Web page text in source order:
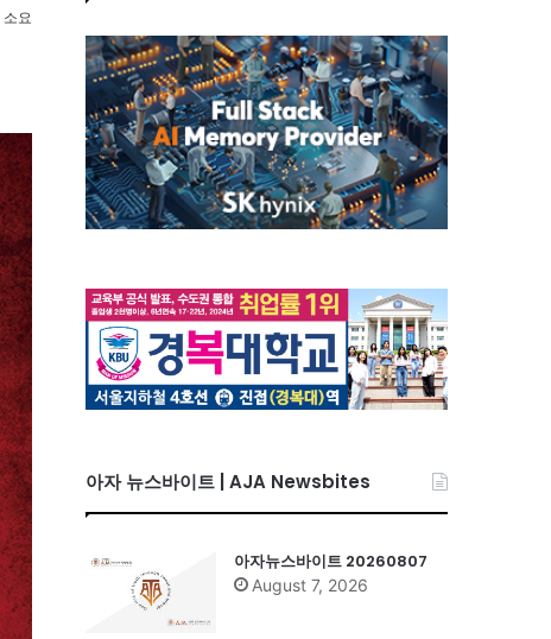
요
아자 뉴스바이트 | AJA Newsbites
아자뉴스바이트 20260807
August 7, 2026